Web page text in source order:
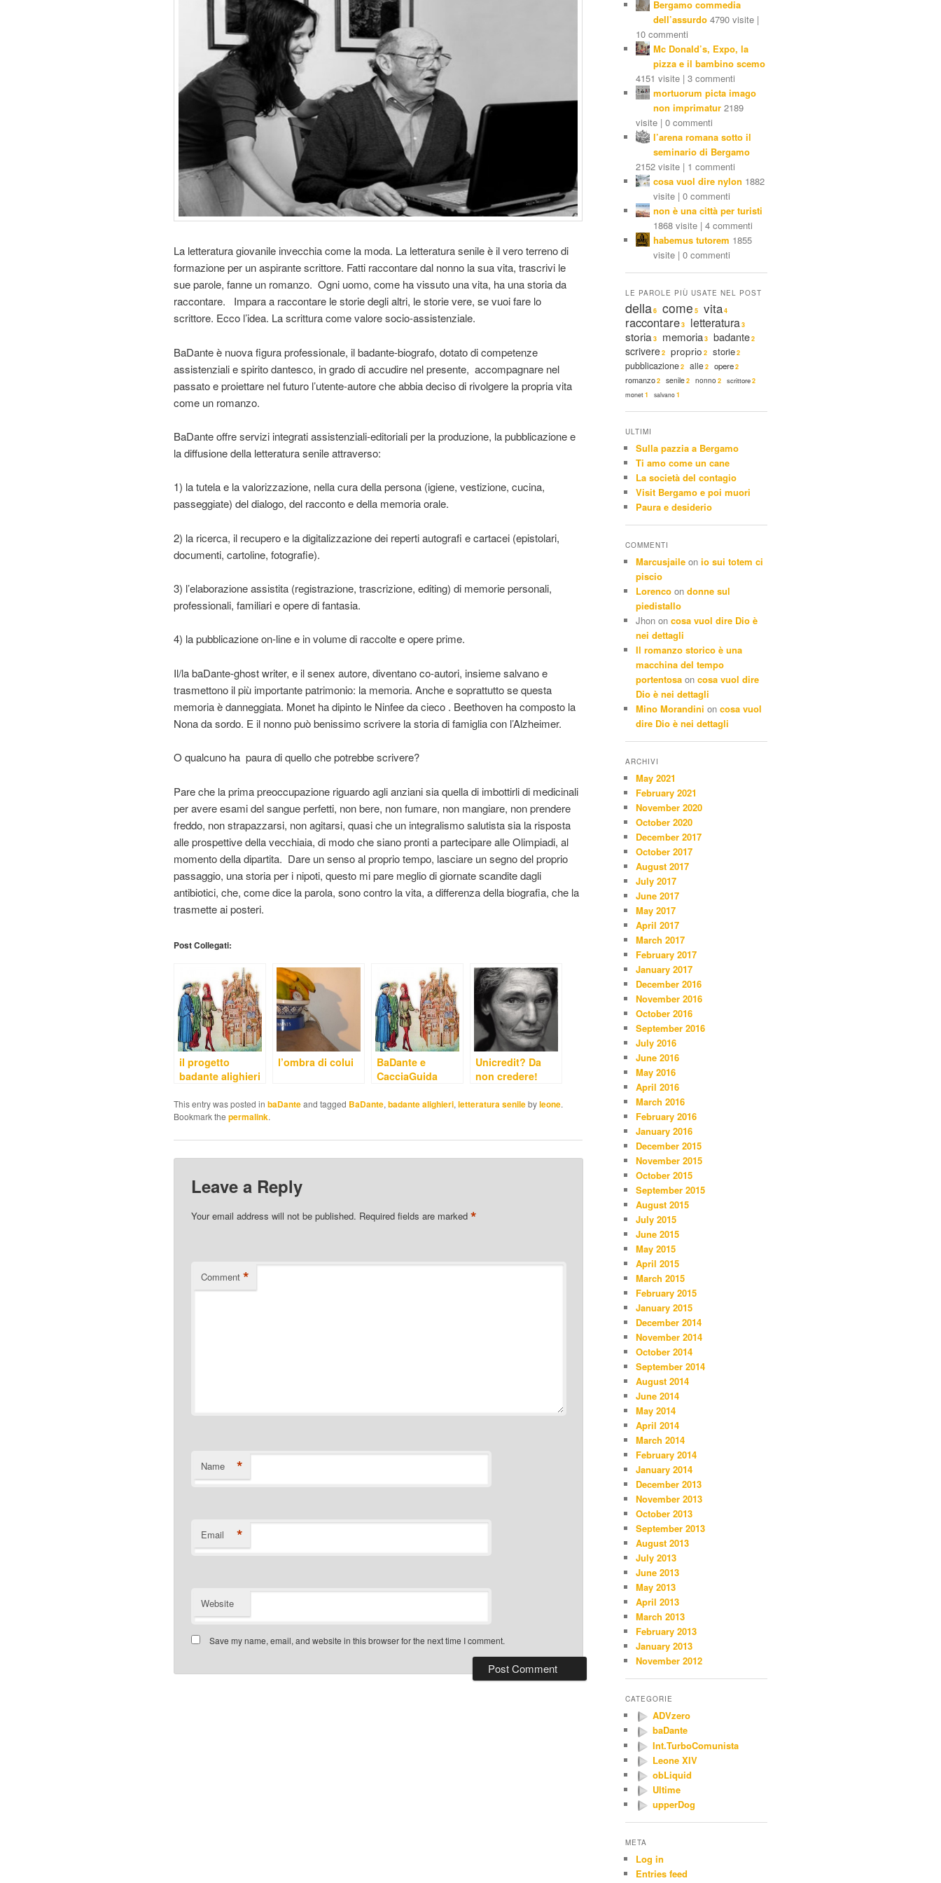
La letteratura giovanile invecchia come la moda. La letteratura senile è il vero terreno di
formazione per un aspirante scrittore. Fatti raccontare dal nonno la sua vita, trascrivi le
sue parole, fanne un romanzo. Ogni uomo, come ha vissuto una vita, ha una storia da
raccontare. Impara a raccontare le storie degli altri, le storie vere, se vuoi fare lo
scrittore. Ecco l’idea. La scrittura come valore socio-assistenziale.
BaDante è nuova figura professionale, il badante-biografo, dotato di competenze
assistenziali e spirito dantesco, in grado di accudire nel presente, accompagnare nel
passato e proiettare nel futuro l’utente-autore che abbia deciso di rivolgere la propria vita
come un romanzo.
BaDante offre servizi integrati assistenziali-editoriali per la produzione, la pubblicazione e
la diffusione della letteratura senile attraverso:
1) la tutela e la valorizzazione, nella cura della persona (igiene, vestizione, cucina,
passeggiate) del dialogo, del racconto e della memoria orale.
2) la ricerca, il recupero e la digitalizzazione dei reperti autografi e cartacei (epistolari,
documenti, cartoline, fotografie).
3) l’elaborazione assistita (registrazione, trascrizione, editing) di memorie personali,
professionali, familiari e opere di fantasia.
4) la pubblicazione on-line e in volume di raccolte e opere prime.
Il/la baDante-ghost writer, e il senex autore, diventano co-autori, insieme salvano e
trasmettono il più importante patrimonio: la memoria. Anche e soprattutto se questa
memoria è danneggiata. Monet ha dipinto le Ninfee da cieco . Beethoven ha composto la
Nona da sordo. E il nonno può benissimo scrivere la storia di famiglia con l’Alzheimer.
O qualcuno ha paura di quello che potrebbe scrivere?
Pare che la prima preoccupazione riguardo agli anziani sia quella di imbottirli di medicinali
per avere esami del sangue perfetti, non bere, non fumare, non mangiare, non prendere
freddo, non strapazzarsi, non agitarsi, quasi che un integralismo salutista sia la risposta
alle prospettive della vecchiaia, di modo che siano pronti a partecipare alle Olimpiadi, al
momento della dipartita. Dare un senso al proprio tempo, lasciare un segno del proprio
passaggio, una storia per i nipoti, questo mi pare meglio di giornate scandite dagli
antibiotici, che, come dice la parola, sono contro la vita, a differenza della biografia, che la
trasmette ai posteri.
Post Collegati:
il progetto
badante alighieri
l’ombra di colui
BaDante e
CacciaGuida
Unicredit? Da
non credere!
This entry was posted in baDanteand tagged BaDante, badante alighieri, letteratura senilebyleone.
Bookmark the permalink.
Leave a Reply
Your email address will not be published. Required fields are marked*
Comment *
Name *
Email *
Website
Save my name, email, and website in this browser for the next time I comment.
Bergamo commedia
dell’assurdo 4790 visite |
10 commenti
Mc Donald’s, Expo, la
pizza e il bambino scemo
4151 visite | 3 commenti
mortuorum picta imago
non imprimatur 2189
visite | 0 commenti
l’arena romana sotto il
seminario di Bergamo
2152 visite | 1 commenti
cosa vuol dire nylon 1882
visite | 0 commenti
non è una città per turisti
1868 visite | 4 commenti
habemus tutorem 1855
visite | 0 commenti
LE PAROLE PIÙ USATE NEL POST
della6 come 5 vita4
raccontare3 letteratura3
storia 3 memoria3 badante2
scrivere2 proprio 2 storie2
pubblicazione2 alle 2 opere2
romanzo2 senile2 nonno 2 scrittore2
monet1 salvano1
ULTIMI
Sulla pazzia a Bergamo
Ti amo come un cane
La società del contagio
Visit Bergamo e poi muori
Paura e desiderio
COMMENTI
Marcusjaile on io sui totem ci
piscio
Lorenco on donne sul
piedistallo
Jhon on cosa vuol dire Dio è
nei dettagli
Il romanzo storico è una
macchina del tempo
portentosa on cosa vuol dire
Dio è nei dettagli
Mino Morandini on cosa vuol
dire Dio è nei dettagli
ARCHIVI
May 2021
February 2021
November 2020
October 2020
December 2017
October 2017
August 2017
July 2017
June 2017
May 2017
April 2017
March 2017
February 2017
January 2017
December 2016
November 2016
October 2016
September 2016
July 2016
June 2016
May 2016
April 2016
March 2016
February 2016
January 2016
December 2015
November 2015
October 2015
September 2015
August 2015
July 2015
June 2015
May 2015
April 2015
March 2015
February 2015
January 2015
December 2014
November 2014
October 2014
September 2014
August 2014
June 2014
May 2014
April 2014
March 2014
February 2014
January 2014
December 2013
November 2013
October 2013
September 2013
August 2013
July 2013
June 2013
May 2013
April 2013
March 2013
February 2013
January 2013
November 2012
CATEGORIE
ADVzero
baDante
Int.TurboComunista
Leone XIV
obLiquid
Ultime
upperDog
META
Log in
Entries feed